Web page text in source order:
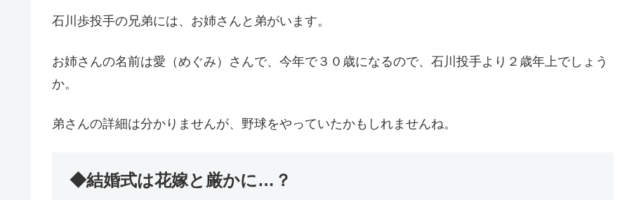
石川歩投手の兄弟には、お姉さんと弟がいます。
お姉さんの名前は愛（めぐみ）さんで、今年で３０歳になるので、石川投手より２歳年上でしょう
か。
弟さんの詳細は分かりませんが、野球をやっていたかもしれませんね。
◆結婚式は花嫁と厳かに…？